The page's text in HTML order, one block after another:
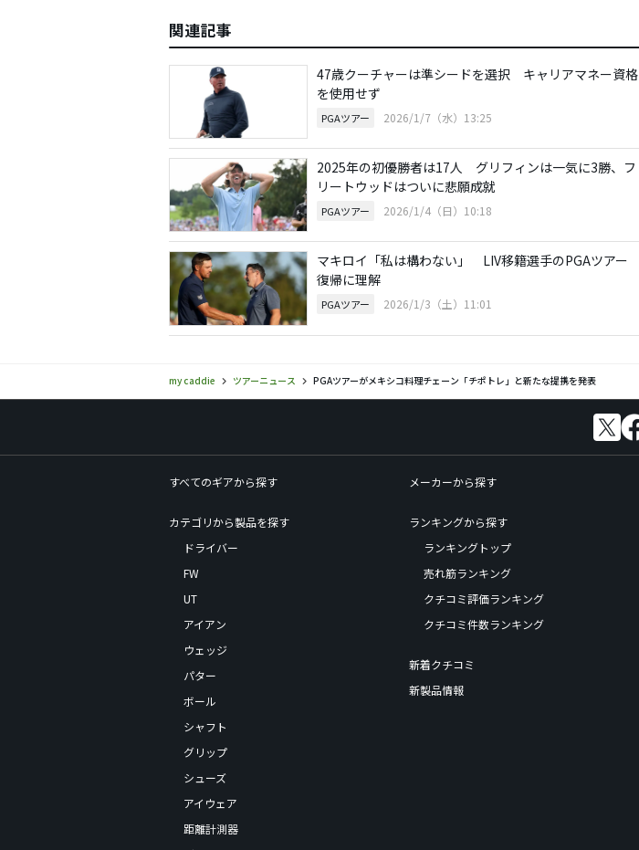
関連記事
47歳クーチャーは準シードを選択 キャリアマネー資格
を使用せず
PGAツアー 2026/1/7（水）13:25
2025年の初優勝者は17人 グリフィンは一気に3勝、フ
リートウッドはついに悲願成就
PGAツアー 2026/1/4（日）10:18
マキロイ「私は構わない」 LIV移籍選手のPGAツアー
復帰に理解
PGAツアー 2026/1/3（土）11:01
my caddie ツアーニュース PGAツアーがメキシコ料理チェーン「チポトレ」と新たな提携を発表
すべてのギアから探す
カテゴリから製品を探す
ドライバー
FW
UT
アイアン
ウェッジ
パター
ボール
シャフト
グリップ
シューズ
アイウェア
距離計測器
メーカーから探す
ランキングから探す
ランキングトップ
売れ筋ランキング
クチコミ評価ランキング
クチコミ件数ランキング
新着クチコミ
新製品情報